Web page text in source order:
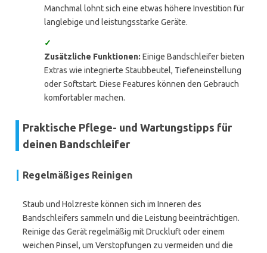
Manchmal lohnt sich eine etwas höhere Investition für
langlebige und leistungsstarke Geräte.
✓
Zusätzliche Funktionen: Einige Bandschleifer bieten
Extras wie integrierte Staubbeutel, Tiefeneinstellung
oder Softstart. Diese Features können den Gebrauch
komfortabler machen.
Praktische Pflege- und Wartungstipps für
deinen Bandschleifer
Regelmäßiges Reinigen
Staub und Holzreste können sich im Inneren des
Bandschleifers sammeln und die Leistung beeinträchtigen.
Reinige das Gerät regelmäßig mit Druckluft oder einem
weichen Pinsel, um Verstopfungen zu vermeiden und die